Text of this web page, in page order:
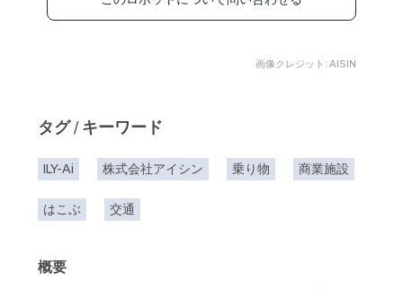
画像クレジット: AISIN
タグ / キーワード
ILY-Ai 株式会社アイシン 乗り物 商業施設
はこぶ 交通
概要